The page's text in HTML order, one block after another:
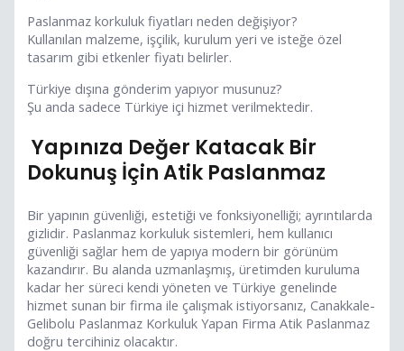
Paslanmaz korkuluk fiyatları neden değişiyor?
Kullanılan malzeme, işçilik, kurulum yeri ve isteğe özel
tasarım gibi etkenler fiyatı belirler.
Türkiye dışına gönderim yapıyor musunuz?
Şu anda sadece Türkiye içi hizmet verilmektedir.
Yapınıza Değer Katacak Bir
Dokunuş İçin Atik Paslanmaz
Bir yapının güvenliği, estetiği ve fonksiyonelliği; ayrıntılarda
gizlidir. Paslanmaz korkuluk sistemleri, hem kullanıcı
güvenliği sağlar hem de yapıya modern bir görünüm
kazandırır. Bu alanda uzmanlaşmış, üretimden kuruluma
kadar her süreci kendi yöneten ve Türkiye genelinde
hizmet sunan bir firma ile çalışmak istiyorsanız, Canakkale-
Gelibolu Paslanmaz Korkuluk Yapan Firma Atik Paslanmaz
doğru tercihiniz olacaktır.